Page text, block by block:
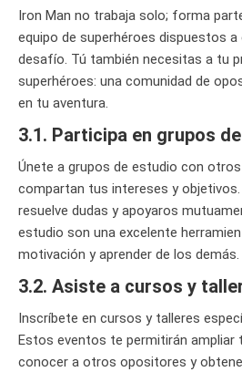
Iron Man no trabaja solo; forma
equipo de superhéroes dispuestos
desafío. Tú también necesitas a tu
superhéroes: una comunidad de
en tu aventura.
3.1. Participa en grupos
Únete a grupos de estudio con
compartan tus intereses y
resuelve dudas y apoyaros
estudio son una excelente
motivación y aprender de los demás.
3.2. Asiste a cursos y
Inscríbete en cursos y talleres
Estos eventos te permitirán ampliar
conocer a otros opositores y